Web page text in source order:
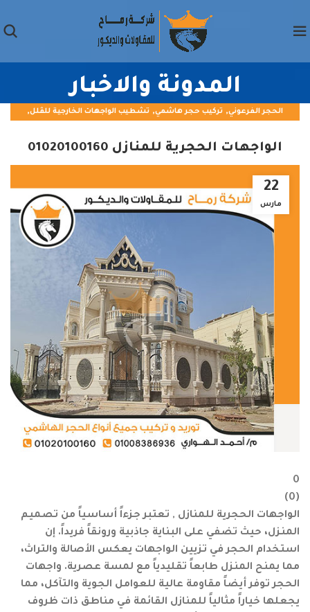
المدونة والاخبار
الحجر الفرعوني, تركيب حجر هاشمي, تشطيب الواجهات الخارجية للڤلل,
الواجهات الحجرية للمنازل 01020100160
22
مارس
0
(
0
)
الواجهات الحجرية للمنازل , تعتبر جزءاً أساسياً من تصميم
المنزل، حيث تضفي على البناية جاذبية ورونقاً فريداً. إن
استخدام الحجر في تزيين الواجهات يعكس الأصالة والتراث،
مما يمنح المنزل طابعاً تقليدياً مع لمسة عصرية. واجهات
الحجر توفر أيضاً مقاومة عالية للعوامل الجوية والتآكل، مما
يجعلها خياراً مثالياً للمنازل القائمة في مناطق ذات ظروف